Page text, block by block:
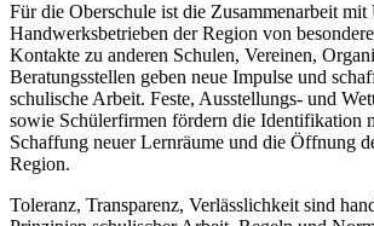
Für die Oberschule ist die Zusammenarbeit mit
Handwerksbetrieben der Region von
Kontakte zu anderen Schulen, Vereinen,
Beratungsstellen geben neue Impulse und
schulische Arbeit. Feste, Ausstellungs- und
sowie Schülerfirmen fördern die Identifikation
Schaffung neuer Lernräume und die Öffnung
Region.
Toleranz, Transparenz, Verlässlichkeit sind